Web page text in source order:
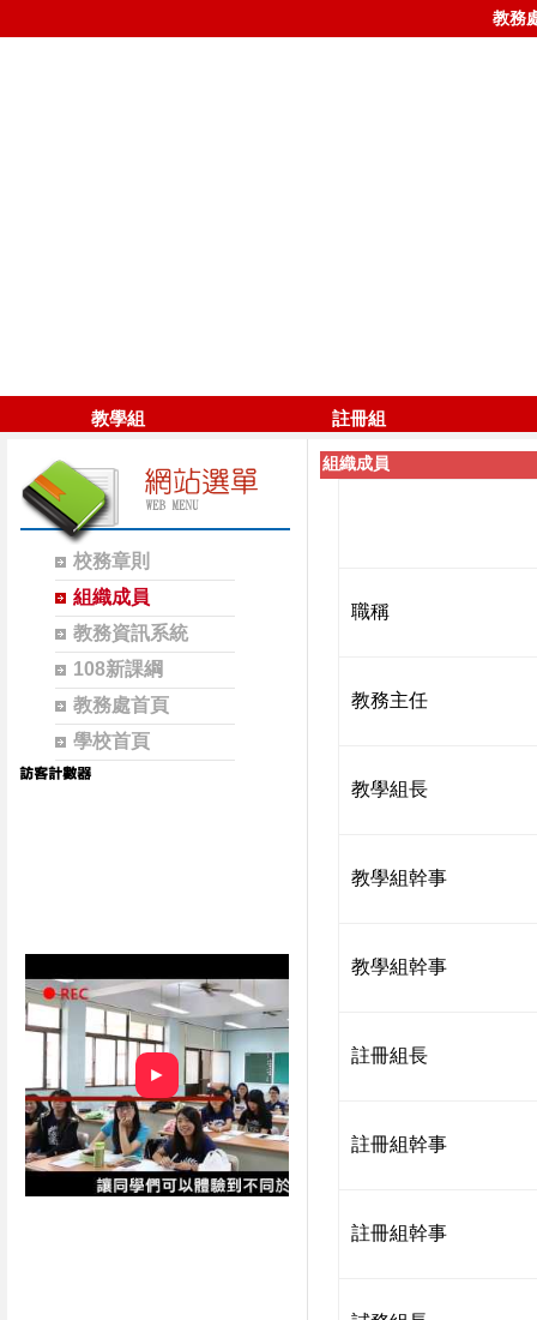
教務
教學組 註冊組
校務章則
組織成員
教務資訊系統
108新課綱
教務處首頁
學校首頁
►
組織成員
職稱
教務主任
教學組長
教學組幹事
教學組幹事
註冊組長
註冊組幹事
註冊組幹事